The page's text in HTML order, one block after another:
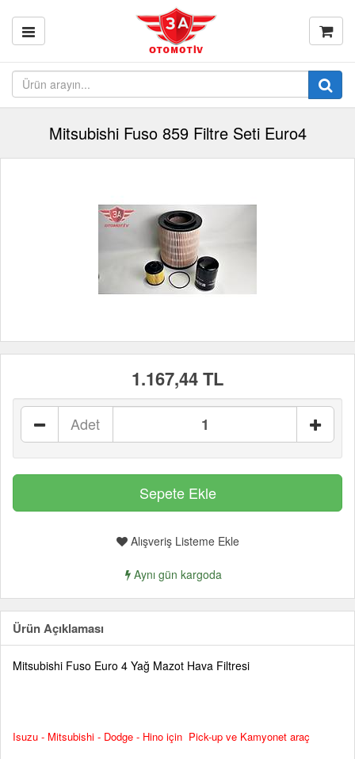
Mitsubishi Fuso 859 Filtre Seti Euro4
1.167,44 TL
Adet
Alışveriş Listeme Ekle
Aynı gün kargoda
Ürün Açıklaması
Mitsubishi Fuso Euro 4 Yağ Mazot Hava Filtresi
Isuzu - Mitsubishi - Dodge - Hino için Pick-up ve Kamyonet araç